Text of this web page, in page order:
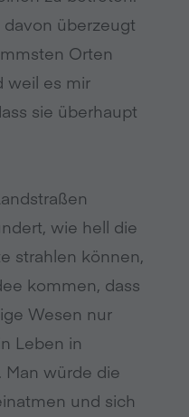
überzeugt
Orten
weil es mir
sie überhaupt
wie hell die
strahlen können,
kommen, dass
Wesen nur
Leben in
würde die
und sich